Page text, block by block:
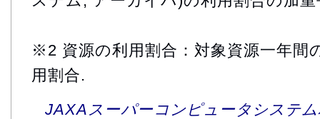
※2 資源の利用割合：対象資源一年間
用割合.
JAXAスーパーコンピュータシステ